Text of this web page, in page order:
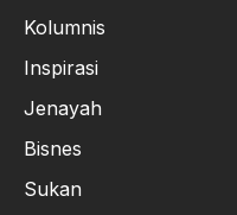
Kolumnis
Inspirasi
Jenayah
Bisnes
Sukan